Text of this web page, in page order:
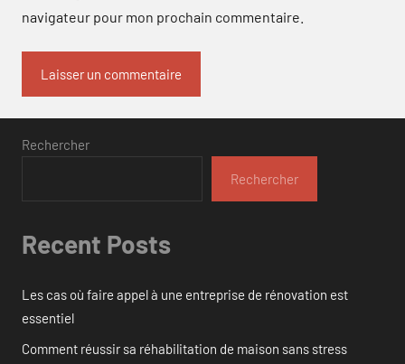
navigateur pour mon prochain commentaire.
Rechercher
Rechercher
Recent Posts
Les cas où faire appel à une entreprise de rénovation est
essentiel
Comment réussir sa réhabilitation de maison sans stress